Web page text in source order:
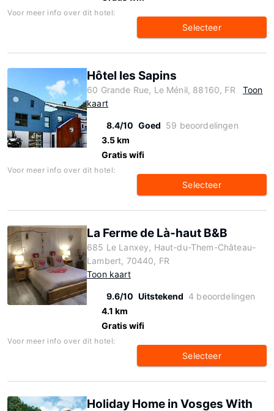
Voor meer info over dit hotel:
Selecteer
Hôtel les Sapins
60 Grande Rue, Le Ménil, 88160, FR
Toon
kaart
8.4/10 Goed 59 beoordelingen
3.5 km
Gratis wifi
Voor meer info over dit hotel:
Selecteer
La Ferme de Là-haut B&B
685 Le Lanxey, Haut-du-Them-Château-
Lambert, 70440, FR
Toon kaart
9.6/10 Uitstekend 4 beoordelingen
4.1 km
Gratis wifi
Voor meer info over dit hotel:
Selecteer
Holiday Home in Vosges With